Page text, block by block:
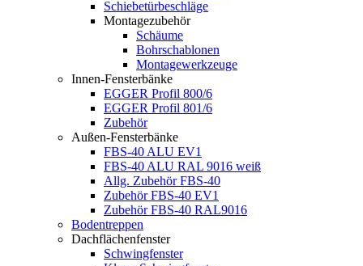
Schiebetürbeschläge
Montagezubehör
Schäume
Bohrschablonen
Montagewerkzeuge
Innen-Fensterbänke
EGGER Profil 800/6
EGGER Profil 801/6
Zubehör
Außen-Fensterbänke
FBS-40 ALU EV1
FBS-40 ALU RAL 9016 weiß
Allg. Zubehör FBS-40
Zubehör FBS-40 EV1
Zubehör FBS-40 RAL9016
Bodentreppen
Dachflächenfenster
Schwingfenster